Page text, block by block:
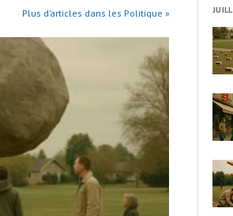
Plus d’articles dans les Politique »